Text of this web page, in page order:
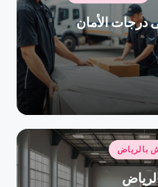
درجات الأمان
بالرياض